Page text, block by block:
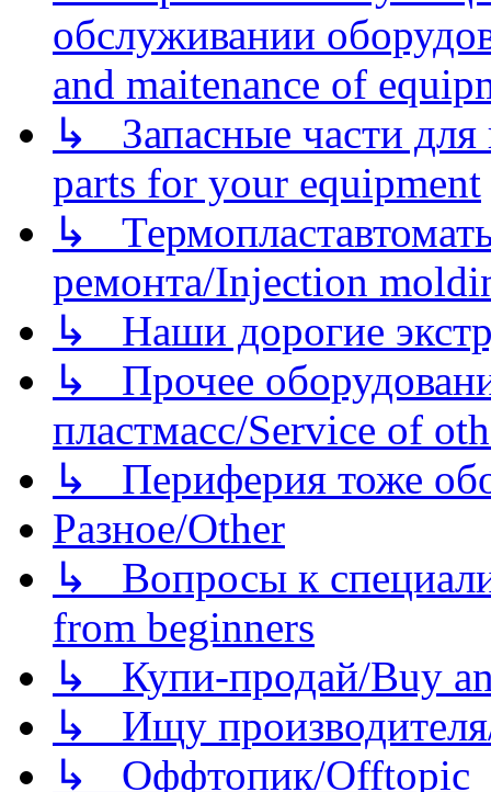
обслуживании
and maitenance of
↳ Запасные части для
parts for your equipment
↳
ремонта/Injection
↳ Наши дорогие
↳ Прочее
пластмасс/Service of
↳ Периферия тоже
Разное/Other
↳ Вопросы к
from beginners
↳ Купи-продай/Buy
↳ Ищу
↳ Оффтопик/Offtopic